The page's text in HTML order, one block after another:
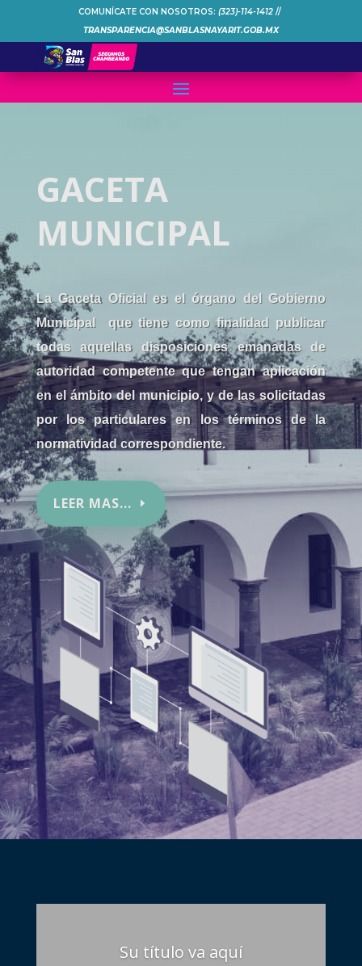
COMUNÍCATE CON NOSOTROS: (323)-114-1412//
TRANSPARENCIA@SANBLASNAYARIT.GOB.MX
GACETA
MUNICIPAL
La Gaceta Oficial es el órgano del Gobierno
Municipal que tiene como finalidad publicar
todas aquellas disposiciones emanadas de
autoridad competente que tengan aplicación
en el ámbito del municipio, y de las solicitadas
por los particulares en los términos de la
normatividad correspondiente.
LEER MAS...
Su título va aquí